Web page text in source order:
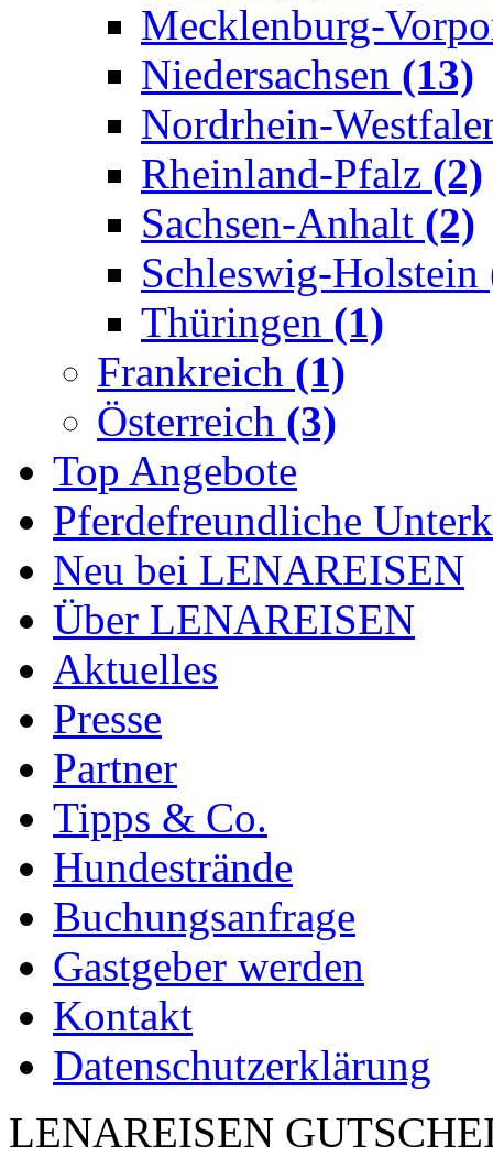
Mecklenburg-
Niedersachsen (13)
Nordrhein-
Rheinland-Pfalz (2)
Sachsen-Anhalt (2)
Schleswig-Holstein
Thüringen (1)
Frankreich (1)
Österreich (3)
Top Angebote
Pferdefreundliche
Neu bei LENAREISEN
Über LENAREISEN
Aktuelles
Presse
Partner
Tipps & Co.
Hundestrände
Buchungsanfrage
Gastgeber werden
Kontakt
Datenschutzerklärung
LENAREISEN